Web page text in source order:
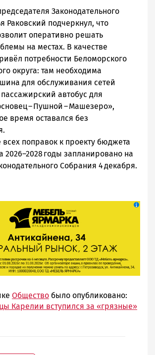
Законодательного
Раковский подчеркнул, что
оперативно решать
на местах. В качестве
потребности Беломорского
округа: там необходима
для обслуживания сетей
автобус для
– Пушной – Машезеро»,
время оставался без
всех поправок к проекту бюджета
2026–2028 годы запланировано на
Собрания 4 декабря.
Общество было опубликовано:
Карелии вступился за «грязные»